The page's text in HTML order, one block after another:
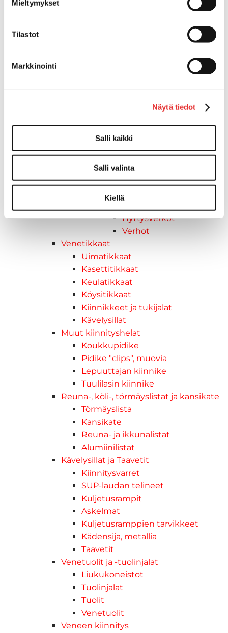
Mieltymykset
Tilastot
Markkinointi
Näytä tiedot
Salli kaikki
Salli valinta
Kiellä
Kaidevaijerit, -verkot ja
päätehelat
varusteet
Keulakaiteet ja
kaidepylväät
Kansiluukut, ikkunat ja verhot
Luukut, hyttysverkot ja
rullaverhot
Hyttysverkot
Verhot
Venetikkaat
Uimatikkaat
Kasettitikkaat
Keulatikkaat
Köysitikkaat
Kiinnikkeet ja tukijalat
Kävelysillat
Muut kiinnityshelat
Koukkupidike
Pidike "clips", muovia
Lepuuttajan kiinnike
Tuulilasin kiinnike
Reuna-, köli-, törmäyslistat ja kansikate
Törmäyslista
Kansikate
Reuna- ja ikkunalistat
Alumiinilistat
Kävelysillat ja Taavetit
Kiinnitysvarret
SUP-laudan telineet
Kuljetusrampit
Askelmat
Kuljetusramppien tarvikkeet
Kädensija, metallia
Taavetit
Venetuolit ja -tuolinjalat
Liukukoneistot
Tuolinjalat
Tuolit
Venetuolit
Veneen kiinnitys